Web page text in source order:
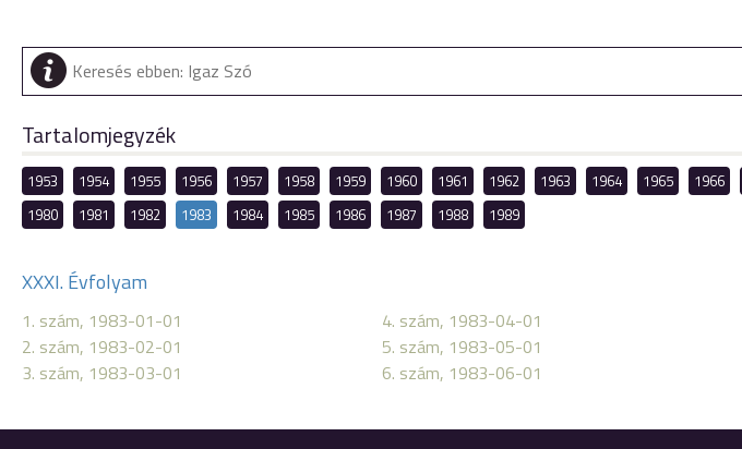
Tartalomjegyzék
1953 1954 1955 1956 1957 1958 1959 1960 1961 1962 1963 1964 1965 1966
1980
1981 1982 1983 1984 1985 1986 1987 1988 1989
XXXI. Évfolyam
1. szám, 1983-01-01
2. szám, 1983-02-01
3. szám, 1983-03-01
4. szám, 1983-04-01
5. szám, 1983-05-01
6. szám, 1983-06-01